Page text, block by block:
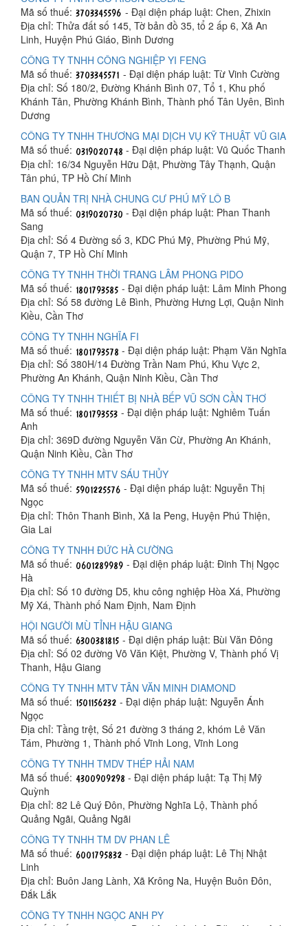
Mã số thuế:
- Đại diện pháp luật: Chen, Zhixin
Địa chỉ: Thửa đất số 145, Tờ bản đồ 35, tổ 2 ấp 6, Xã An
Linh, Huyện Phú Giáo, Bình Dương
CÔNG TY TNHH CÔNG NGHIỆP YI FENG
Mã số thuế:
- Đại diện pháp luật: Từ Vinh Cường
Địa chỉ: Số 180/2, Đường Khánh Bình 07, Tổ 1, Khu phố
Khánh Tân, Phường Khánh Bình, Thành phố Tân Uyên, Bình
Dương
CÔNG TY TNHH THƯƠNG MẠI DỊCH VỤ KỸ THUẬT VŨ GIA
Mã số thuế:
- Đại diện pháp luật: Vũ Quốc Thanh
Địa chỉ: 16/34 Nguyễn Hữu Dật, Phường Tây Thạnh, Quận
Tân phú, TP Hồ Chí Minh
BAN QUẢN TRỊ NHÀ CHUNG CƯ PHÚ MỸ LÔ B
Mã số thuế:
- Đại diện pháp luật: Phan Thanh
Sang
Địa chỉ: Số 4 Đường số 3, KDC Phú Mỹ, Phường Phú Mỹ,
Quận 7, TP Hồ Chí Minh
CÔNG TY TNHH THỜI TRANG LÂM PHONG PIDO
Mã số thuế:
- Đại diện pháp luật: Lâm Minh Phong
Địa chỉ: Số 58 đường Lê Bình, Phường Hưng Lợi, Quận Ninh
Kiều, Cần Thơ
CÔNG TY TNHH NGHĨA FI
Mã số thuế:
- Đại diện pháp luật: Phạm Văn Nghĩa
Địa chỉ: Số 380H/14 Đường Trần Nam Phú, Khu Vực 2,
Phường An Khánh, Quận Ninh Kiều, Cần Thơ
CÔNG TY TNHH THIẾT BỊ NHÀ BẾP VŨ SƠN CẦN THƠ
Mã số thuế:
- Đại diện pháp luật: Nghiêm Tuấn
Anh
Địa chỉ: 369D đường Nguyễn Văn Cừ, Phường An Khánh,
Quận Ninh Kiều, Cần Thơ
CÔNG TY TNHH MTV SÁU THỦY
Mã số thuế:
- Đại diện pháp luật: Nguyễn Thị
Ngọc
Địa chỉ: Thôn Thanh Bình, Xã Ia Peng, Huyện Phú Thiện,
Gia Lai
CÔNG TY TNHH ĐỨC HÀ CƯỜNG
Mã số thuế:
- Đại diện pháp luật: Đinh Thị Ngọc
Hà
Địa chỉ: Số 10 đường D5, khu công nghiệp Hòa Xá, Phường
Mỹ Xá, Thành phố Nam Định, Nam Định
HỘI NGƯỜI MÙ TỈNH HẬU GIANG
Mã số thuế:
- Đại diện pháp luật: Bùi Văn Đông
Địa chỉ: Số 02 đường Võ Văn Kiệt, Phường V, Thành phố Vị
Thanh, Hậu Giang
CÔNG TY TNHH MTV TÂN VĂN MINH DIAMOND
Mã số thuế:
- Đại diện pháp luật: Nguyễn Ánh
Ngọc
Địa chỉ: Tầng trệt, Số 21 đường 3 tháng 2, khóm Lê Văn
Tám, Phường 1, Thành phố Vĩnh Long, Vĩnh Long
CÔNG TY TNHH TMDV THÉP HẢI NAM
Mã số thuế:
- Đại diện pháp luật: Tạ Thị Mỹ
Quỳnh
Địa chỉ: 82 Lê Quý Đôn, Phường Nghĩa Lộ, Thành phố
Quảng Ngãi, Quảng Ngãi
CÔNG TY TNHH TM DV PHAN LÊ
Mã số thuế:
- Đại diện pháp luật: Lê Thị Nhật
Linh
Địa chỉ: Buôn Jang Lành, Xã Krông Na, Huyện Buôn Đôn,
Đắk Lắk
CÔNG TY TNHH NGỌC ANH PY